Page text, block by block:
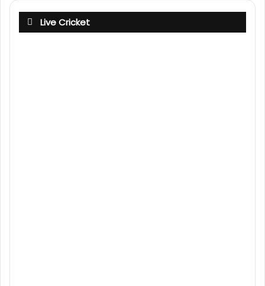
Live Cricket